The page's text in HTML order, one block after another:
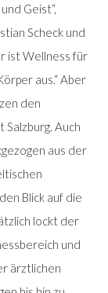
Geist“,
Scheck und
ist Wellness für
aus.“ Aber
den
Auch
aus der
Blick auf die
lockt der
und
ärztlichen